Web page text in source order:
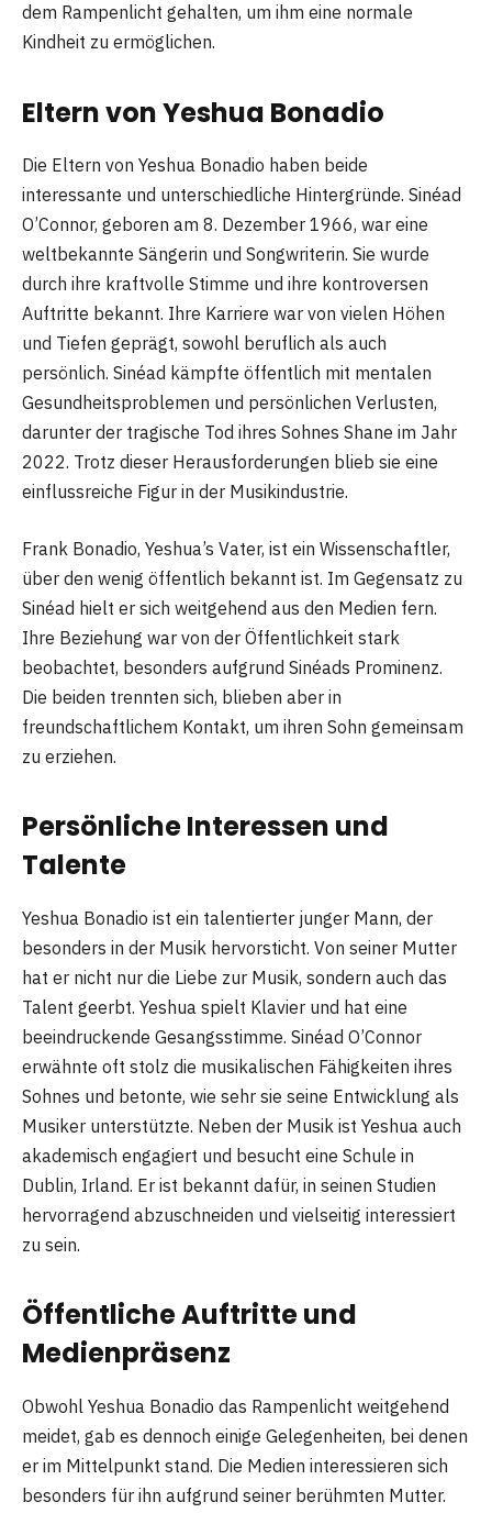
dem Rampenlicht gehalten, um ihm eine normale
Kindheit zu ermöglichen.
Eltern von Yeshua Bonadio
Die Eltern von Yeshua Bonadio haben beide
interessante und unterschiedliche Hintergründe. Sinéad
O’Connor, geboren am 8. Dezember 1966, war eine
weltbekannte Sängerin und Songwriterin. Sie wurde
durch ihre kraftvolle Stimme und ihre kontroversen
Auftritte bekannt. Ihre Karriere war von vielen Höhen
und Tiefen geprägt, sowohl beruflich als auch
persönlich. Sinéad kämpfte öffentlich mit mentalen
Gesundheitsproblemen und persönlichen Verlusten,
darunter der tragische Tod ihres Sohnes Shane im Jahr
2022. Trotz dieser Herausforderungen blieb sie eine
einflussreiche Figur in der Musikindustrie.
Frank Bonadio, Yeshua’s Vater, ist ein Wissenschaftler,
über den wenig öffentlich bekannt ist. Im Gegensatz zu
Sinéad hielt er sich weitgehend aus den Medien fern.
Ihre Beziehung war von der Öffentlichkeit stark
beobachtet, besonders aufgrund Sinéads Prominenz.
Die beiden trennten sich, blieben aber in
freundschaftlichem Kontakt, um ihren Sohn gemeinsam
zu erziehen.
Persönliche Interessen und
Talente
Yeshua Bonadio ist ein talentierter junger Mann, der
besonders in der Musik hervorsticht. Von seiner Mutter
hat er nicht nur die Liebe zur Musik, sondern auch das
Talent geerbt. Yeshua spielt Klavier und hat eine
beeindruckende Gesangsstimme. Sinéad O’Connor
erwähnte oft stolz die musikalischen Fähigkeiten ihres
Sohnes und betonte, wie sehr sie seine Entwicklung als
Musiker unterstützte. Neben der Musik ist Yeshua auch
akademisch engagiert und besucht eine Schule in
Dublin, Irland. Er ist bekannt dafür, in seinen Studien
hervorragend abzuschneiden und vielseitig interessiert
zu sein.
Öffentliche Auftritte und
Medienpräsenz
Obwohl Yeshua Bonadio das Rampenlicht weitgehend
meidet, gab es dennoch einige Gelegenheiten, bei denen
er im Mittelpunkt stand. Die Medien interessieren sich
besonders für ihn aufgrund seiner berühmten Mutter.